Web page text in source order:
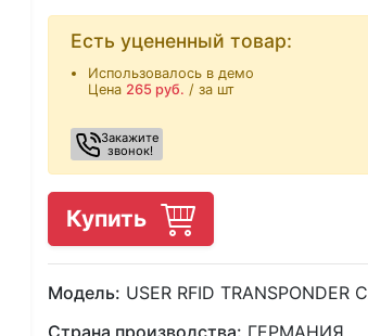
Есть уцененный товар:
Использовалось в демо
Цена 265 руб. / за шт
Закажите
звонок!
Купить
Модель: USER RFID TRANSPONDER
Страна производства: ГЕРМАНИЯ